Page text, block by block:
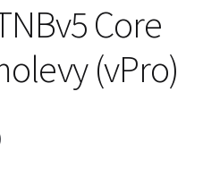
Core
(vPro)